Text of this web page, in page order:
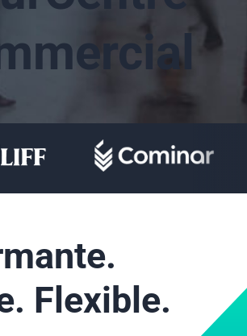
gestion et soutien technique
Flexible.